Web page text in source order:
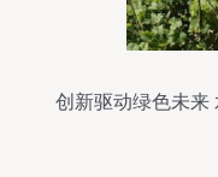
创新驱动绿色未来